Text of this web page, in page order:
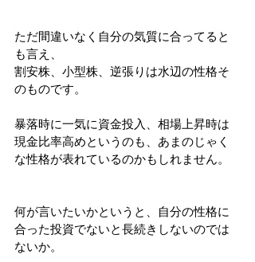
ただ間違いなく自分の気質に合ってると
も言え、
割安株、小型株、逆張りは水辺の性格そ
のものです。
暴落時に一気に資金投入、相場上昇時は
現金比率高めというのも、あまのじゃく
な性格が表れているのかもしれません。
何が言いたいかというと、自分の性格に
合った投資でないと長続きしないのでは
ないか。